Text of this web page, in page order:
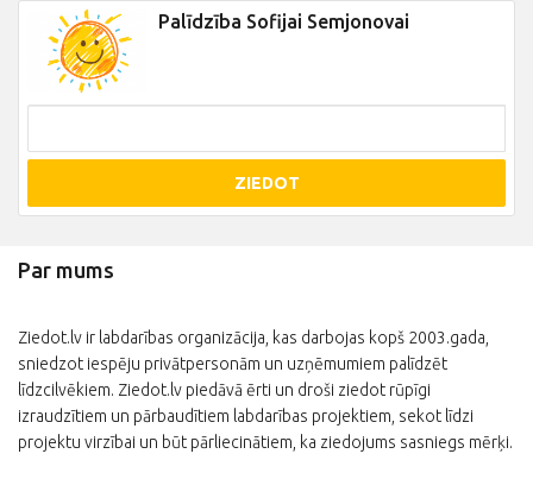
Palīdzība Sofijai Semjonovai
ZIEDOT
Par mums
Ziedot.lv ir labdarības organizācija, kas darbojas kopš 2003.gada,
sniedzot iespēju privātpersonām un uzņēmumiem palīdzēt
līdzcilvēkiem. Ziedot.lv piedāvā ērti un droši ziedot rūpīgi
izraudzītiem un pārbaudītiem labdarības projektiem, sekot līdzi
projektu virzībai un būt pārliecinātiem, ka ziedojums sasniegs mērķi.